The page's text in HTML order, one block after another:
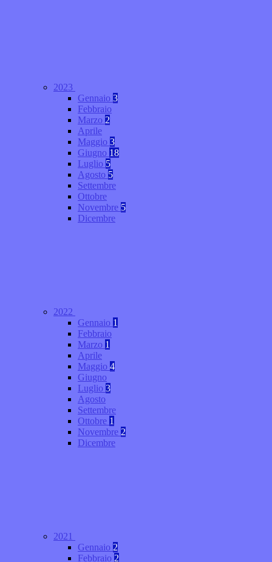
2023
Gennaio 3
Febbraio
Marzo 2
Aprile
Maggio 3
Giugno 18
Luglio 5
Agosto 5
Settembre
Ottobre
Novembre 5
Dicembre
2022
Gennaio 1
Febbraio
Marzo 1
Aprile
Maggio 4
Giugno
Luglio 3
Agosto
Settembre
Ottobre 1
Novembre 2
Dicembre
2021
Gennaio 2
Febbraio 2